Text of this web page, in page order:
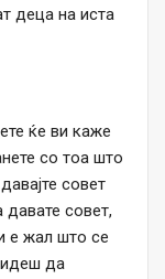
деца на иста
ќе ви каже
со тоа што
совет
совет,
е жал што се
да